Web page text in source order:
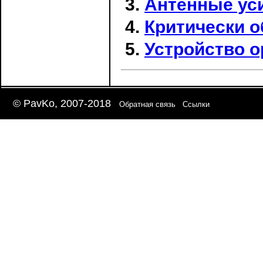
Антенные
Критически
Устройство
© PavKo, 2007-2018 Обратная связь Ссылки